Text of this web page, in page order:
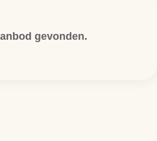
gevonden.